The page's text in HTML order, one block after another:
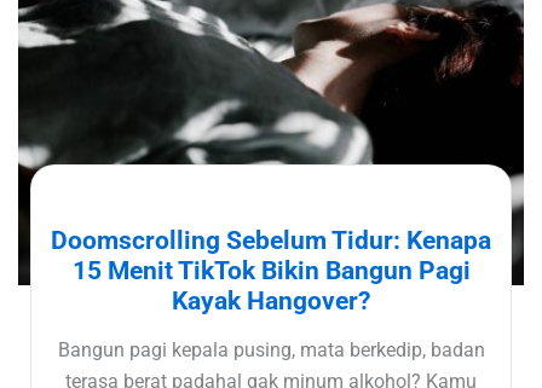
Doomscrolling Sebelum Tidur: Kenapa
15 Menit TikTok Bikin Bangun Pagi
Kayak Hangover?
Bangun pagi kepala pusing, mata berkedip, badan
terasa berat padahal gak minum alkohol? Kamu